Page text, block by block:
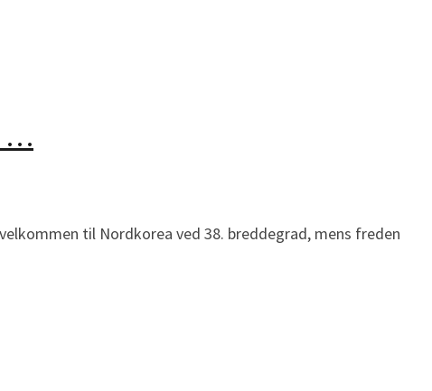
…
til Nordkorea ved 38. breddegrad, mens freden